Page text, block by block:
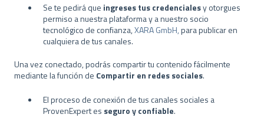
Se te pedirá que ingreses tus credencialesy otorgues
permiso a nuestra plataforma y a nuestro socio
tecnológico de confianza,XARA GmbH,para publicar en
cualquiera de tus canales.
Una vez conectado, podrás compartir tu contenido fácilmente
mediante la función de Compartir en redes sociales.
El proceso de conexión de tus canales sociales a
ProvenExpert es seguro y confiable.